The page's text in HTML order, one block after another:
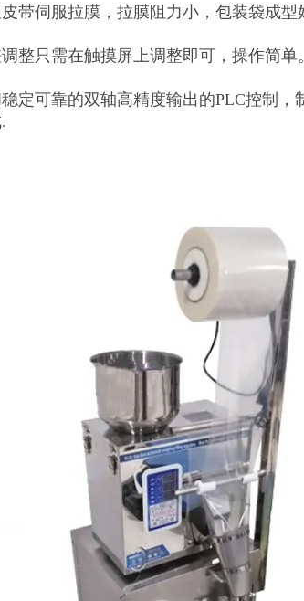
伺服拉膜，拉膜阻力小，包装袋成型
只需在触摸屏上调整即可，操作简单。
可靠的双轴高精度输出的PLC控制，